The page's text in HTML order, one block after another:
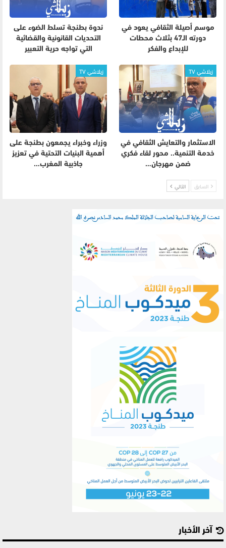
موسم أصيلة الثقافي يعود في
دورته الـ47 بثلاث محطات
للإبداع والفكر
ندوة بطنجة تسلط الضوء على
التحديات القانونية والقضائية
التي تواجه حرية التعبير
زيلاشي TV
الاستثمار والتعايش الثقافي في
خدمة التنمية.. محور لقاء فكري
ضمن مهرجان…
زيلاشي TV
وزراء وخبراء يجمعون بطنجة على
أهمية البنيات التحتية في تعزيز
جاذبية المغرب…
السابق التالي
آخر الأخبار